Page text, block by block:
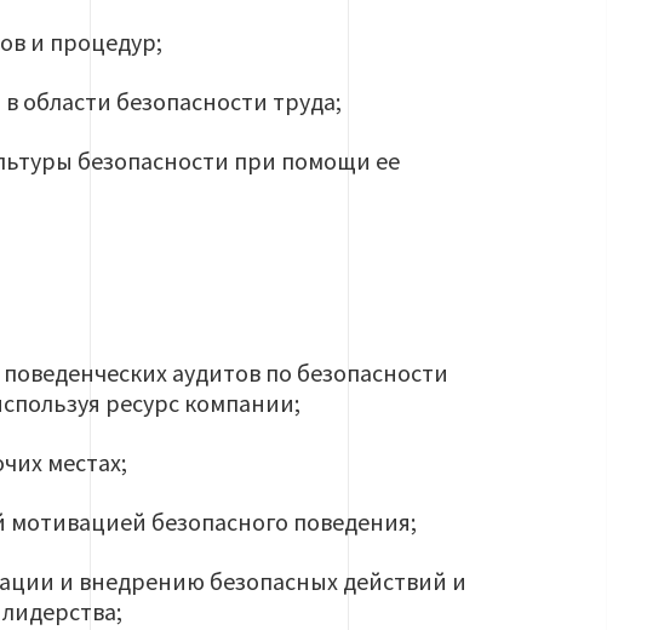
и процедур;
области безопасности труда;
безопасности при помощи ее
аудитов по безопасности
ресурс компании;
местах;
безопасного поведения;
и внедрению безопасных действий и